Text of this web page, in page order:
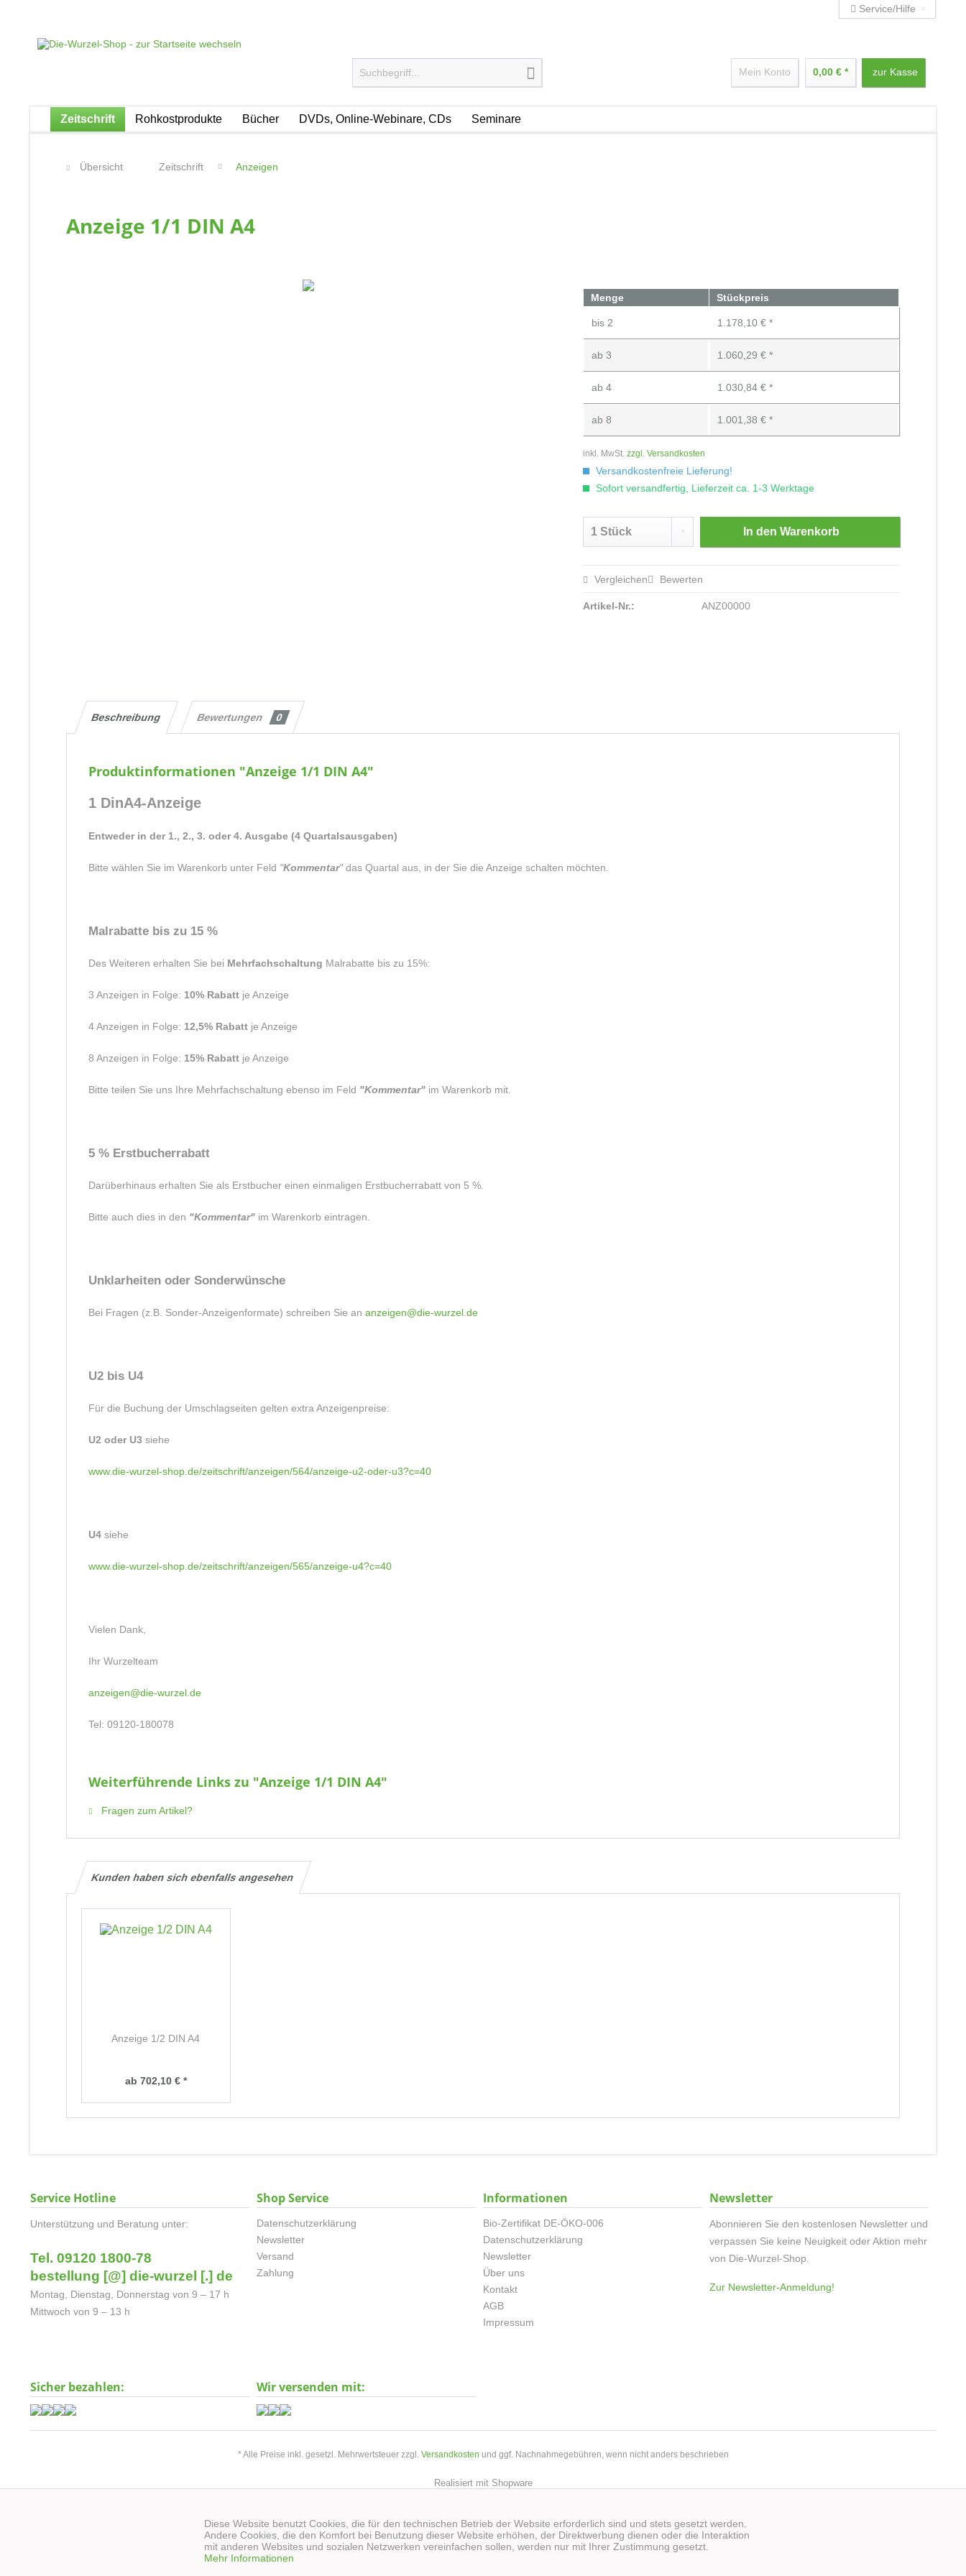
Service/Hilfe
Mein Konto 0,00 € * zur Kasse
Zeitschrift Rohkostprodukte Bücher DVDs, Online-Webinare, CDs Seminare
Übersicht Zeitschrift Anzeigen
Anzeige 1/1 DIN A4
Menge Stückpreis
bis 2 1.178,10 € *
ab3 1.060,29 € *
ab4 1.030,84 € *
ab8 1.001,38 € *
inkl. MwSt.zzgl. Versandkosten
Versandkostenfreie Lieferung!
Sofort versandfertig, Lieferzeit ca. 1-3 Werktage
In den Warenkorb
Vergleichen Bewerten
Artikel-Nr.: ANZ00000
Beschreibung Bewertungen 0
Produktinformationen "Anzeige 1/1 DIN A4"
1 DinA4-Anzeige
Entweder in der 1., 2., 3. oder 4. Ausgabe (4 Quartalsausgaben)
Bitte wählen Sie im Warenkorb unter Feld "Kommentar"das Quartal aus, in der Sie die Anzeige schalten möchten.
Malrabatte bis zu 15 %
Des Weiteren erhalten Sie bei Mehrfachschaltung Malrabatte bis zu 15%:
3 Anzeigen in Folge: 10% Rabatt je Anzeige
4 Anzeigen in Folge: 12,5% Rabatt je Anzeige
8 Anzeigen in Folge: 15% Rabatt je Anzeige
Bitte teilen Sie uns Ihre Mehrfachschaltung ebenso im Feld "Kommentar" im Warenkorb mit.
5 % Erstbucherrabatt
Darüberhinaus erhalten Sie als Erstbucher einen einmaligen Erstbucherrabatt von 5 %.
Bitte auch dies in den "Kommentar" im Warenkorb eintragen.
Unklarheiten oder Sonderwünsche
Bei Fragen (z.B. Sonder-Anzeigenformate) schreiben Sie an anzeigen@die-wurzel.de
U2 bis U4
Für die Buchung der Umschlagseiten gelten extra Anzeigenpreise:
U2 oder U3 siehe
www.die-wurzel-shop.de/zeitschrift/anzeigen/564/anzeige-u2-oder-u3?c=40
U4 siehe
www.die-wurzel-shop.de/zeitschrift/anzeigen/565/anzeige-u4?c=40
Vielen Dank,
Ihr Wurzelteam
anzeigen@die-wurzel.de
Tel: 09120-180078
Weiterführende Links zu "Anzeige 1/1 DIN A4"
Fragen zum Artikel?
Kunden haben sich ebenfalls angesehen
Anzeige 1/2 DIN A4
ab 702,10 € *
Service Hotline
Unterstützung und Beratung unter:
Tel. 09120 1800-78
bestellung [@] die-wurzel [.] de
Montag, Dienstag, Donnerstag von 9 – 17 h
Mittwoch von 9 – 13 h
Shop Service
Datenschutzerklärung
Newsletter
Versand
Zahlung
Informationen
Bio-Zertifikat DE-ÖKO-006
Datenschutzerklärung
Newsletter
Über uns
Kontakt
AGB
Impressum
Newsletter
Abonnieren Sie den kostenlosen Newsletter und
verpassen Sie keine Neuigkeit oder Aktion mehr
von Die-Wurzel-Shop.
Zur Newsletter-Anmeldung!
Sicher bezahlen: Wir versenden mit:
* Alle Preise inkl. gesetzl. Mehrwertsteuer zzgl. Versandkosten und ggf. Nachnahmegebühren, wenn nicht anders beschrieben
Realisiert mit Shopware
Diese Website benutzt Cookies, die für den technischen Betrieb der Website erforderlich sind und stets gesetzt werden.
Andere Cookies, die den Komfort bei Benutzung dieser Website erhöhen, der Direktwerbung dienen oder die Interaktion
mit anderen Websites und sozialen Netzwerken vereinfachen sollen, werden nur mit Ihrer Zustimmung gesetzt.
Mehr Informationen